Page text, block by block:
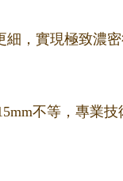
細，實現極致濃
不等，專業